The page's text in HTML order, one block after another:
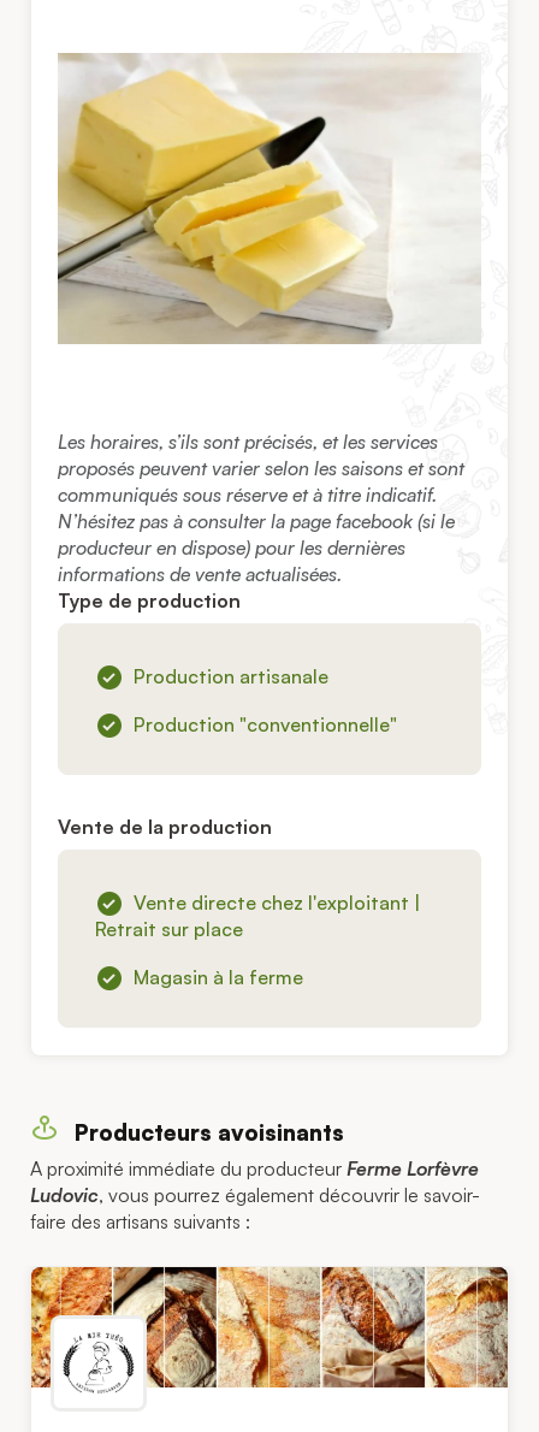
Les horaires, s’ils sont précisés, et les services
proposés peuvent varier selon les saisons et sont
communiqués sous réserve et à titre indicatif.
N’hésitez pas à consulter la page facebook (si le
producteur en dispose) pour les dernières
informations de vente actualisées.
Type de production
Production artisanale
Production "conventionnelle"
Vente de la production
Vente directe chez l'exploitant |
Retrait sur place
Magasin à la ferme
Producteurs avoisinants
A proximité immédiate du producteur Ferme Lorfèvre
Ludovic, vous pourrez également découvrir le savoir-
faire des artisans suivants :